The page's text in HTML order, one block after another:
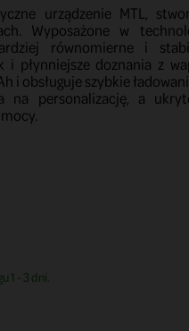
urządzenie MTL,
Wyposażone w
równomierne i
płynniejsze doznania z
i obsługuje szybkie
na personalizację, a
1 - 3 dni.